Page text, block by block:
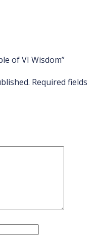
of VI Wisdom”
Required fields